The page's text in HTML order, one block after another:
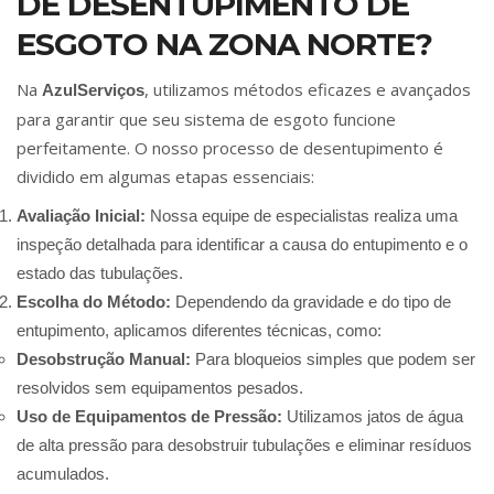
ESGOTO NA ZONA NORTE?
Na AzulServiços, utilizamos métodos eficazes e avançados
para garantir que seu sistema de esgoto funcione
perfeitamente. O nosso processo de desentupimento é
dividido em algumas etapas essenciais:
Avaliação Inicial: Nossa equipe de especialistas realiza uma
inspeção detalhada para identificar a causa do entupimento e o
estado das tubulações.
Escolha do Método: Dependendo da gravidade e do tipo de
entupimento, aplicamos diferentes técnicas, como:
Desobstrução Manual: Para bloqueios simples que podem ser
resolvidos sem equipamentos pesados.
Uso de Equipamentos de Pressão: Utilizamos jatos de água
de alta pressão para desobstruir tubulações e eliminar resíduos
acumulados.